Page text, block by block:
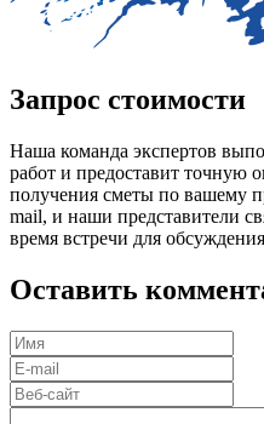
Запрос стоимости
Наша команда экспертов
работ и предоставит точную
получения сметы по вашему
mail, и наши представители
время встречи для
Оставить